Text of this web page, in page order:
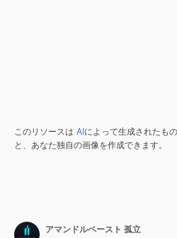
このリソースは AIによって生成されたもの
と、あなた独自の画像を作成できます。
アマンドルペースト 孤立